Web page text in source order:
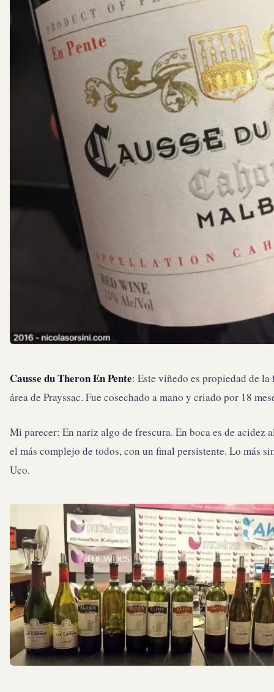
Causse du Theron En Pente: Este viñedo es propiedad de
área de Prayssac. Fue cosechado a mano y criado por 18
Mi parecer: En nariz algo de frescura. En boca es de acidez
el más complejo de todos, con un final persistente. Lo más
Uco.